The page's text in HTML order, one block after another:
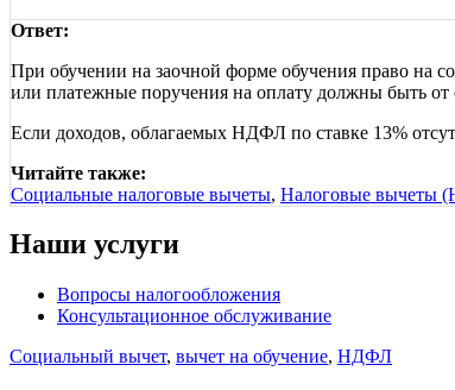
Ответ:
При обучении на заочной форме обучения право на
или платежные поручения на оплату должны быть
Если доходов, облагаемых НДФЛ по ставке 13%
Читайте также:
Социальные налоговые вычеты, Налоговые вычеты
Наши услуги
Вопросы налогообложения
Консультационное обслуживание
Социальный вычет, вычет на обучение, НДФЛ